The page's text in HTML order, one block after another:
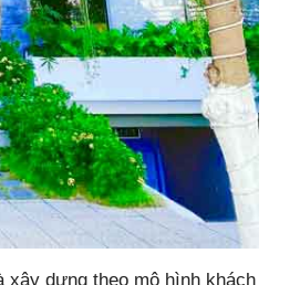
dựng theo mô hình khách